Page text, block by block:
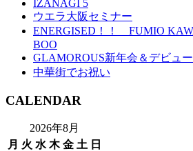
IZANAGI 5
ウエラ大阪セミナー
ENERGISED！！ FUMIO
BOO
GLAMOROUS新年会＆デビュ
中華街でお祝い
CALENDAR
2026年8月
月 火 水 木 金 土 日